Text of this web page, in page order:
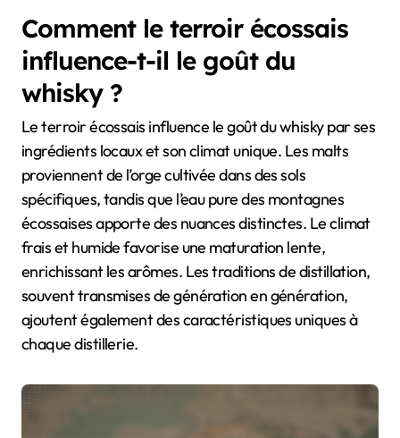
Comment le terroir écossais
influence-t-il le goût du
whisky ?
Le terroir écossais influence le goût du whisky par ses
ingrédients locaux et son climat unique. Les malts
proviennent de l’orge cultivée dans des sols
spécifiques, tandis que l’eau pure des montagnes
écossaises apporte des nuances distinctes. Le climat
frais et humide favorise une maturation lente,
enrichissant les arômes. Les traditions de distillation,
souvent transmises de génération en génération,
ajoutent également des caractéristiques uniques à
chaque distillerie.